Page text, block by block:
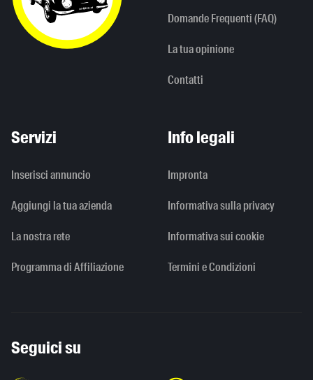
Domande Frequenti (FAQ)
La tua opinione
Contatti
Servizi
Inserisci annuncio
Aggiungi la tua azienda
La nostra rete
Programma di Affiliazione
Info legali
Impronta
Informativa sulla privacy
Informativa sui cookie
Termini e Condizioni
Seguici su